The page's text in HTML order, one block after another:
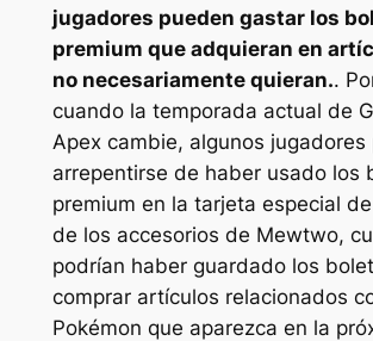
jugadores pueden gastar los
premium que adquieran en
no necesariamente quieran..
cuando la temporada actual de
Apex cambie, algunos jugadores
arrepentirse de haber usado los
premium en la tarjeta especial
de los accesorios de Mewtwo,
podrían haber guardado los
comprar artículos relacionados
Pokémon que aparezca en la